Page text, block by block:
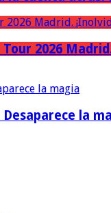
2026
Desaparece la